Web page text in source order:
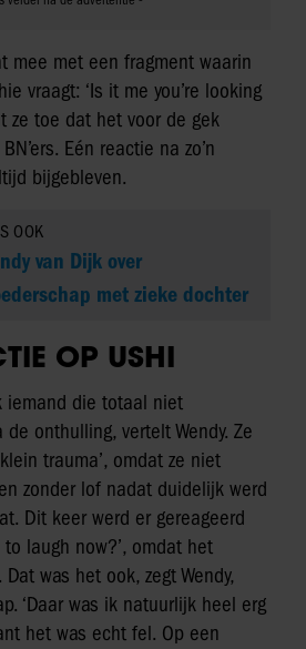
mee met een fragment waarin
vraagt: ‘Is it me you’re looking
ze toe dat het voor de gek
Eén reactie na zo’n
bijgebleven.
OOK
van Dijk over
met zieke dochter
OP USHI
iemand die totaal niet
onthulling, vertelt Wendy. Ze
trauma’, omdat ze niet
zonder lof nadat duidelijk werd
Dit keer werd er gereageerd
to laugh now?’, omdat het
was het ook, zegt Wendy,
‘Daar was ik natuurlijk heel erg
het was echt fel. Op een